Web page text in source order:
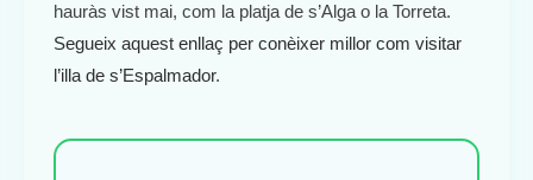
hauràs vist mai, com la platja de s’Alga o la Torreta.
Segueix aquest enllaç per conèixer millor com visitar
l’illa de s’Espalmador.